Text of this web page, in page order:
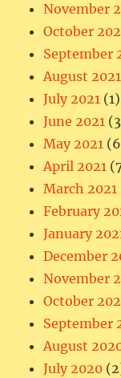
November
October
September
August 2021
July 2021 (1)
June 2021
May 2021
April 2021
March 2021
February
January
December
November
October
September
August
July 2020